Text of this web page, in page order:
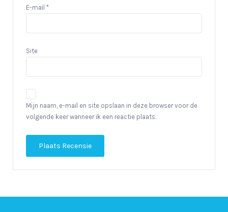
E-mail *
Site
Mijn naam, e-mail en site opslaan in deze browser voor de
volgende keer wanneer ik een reactie plaats.